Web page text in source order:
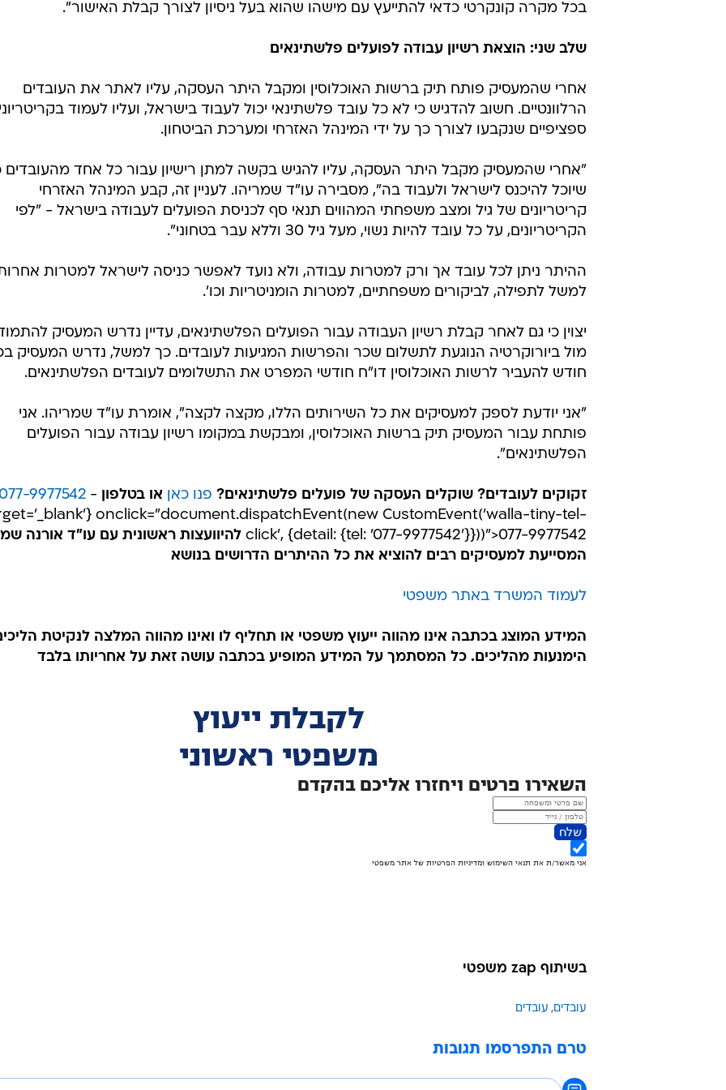
בכל מקרה קונקרטי כדאי להתייעץ עם מישהו שהוא בעל ניסיון לצורך קבלת האישור".
שלב שני: הוצאת רשיון עבודה לפועלים פלשתינאים
אחרי שהמעסיק פותח תיק ברשות האוכלוסין ומקבל היתר העסקה, עליו לאתר את העובדים
הרלוונטיים. חשוב להדגיש כי לא כל עובד פלשתינאי יכול לעבוד בישראל, ועליו לעמוד
ספציפיים שנקבעו לצורך כך על ידי המינהל האזרחי ומערכת הביטחון.
"אחרי שהמעסיק מקבל היתר העסקה, עליו להגיש בקשה למתן רישיון עבור כל אחד מהעובדים
שיוכל להיכנס לישראל ולעבוד בה", מסבירה עו"ד שמריהו. לעניין זה, קבע המינהל האזרחי
קריטריונים של גיל ומצב משפחתי המהווים תנאי סף לכניסת הפועלים לעבודה בישראל - "לפי
הקריטריונים, על כל עובד להיות נשוי, מעל גיל 30 וללא עבר בטחוני".
ההיתר ניתן לכל עובד אך ורק למטרות עבודה, ולא נועד לאפשר כניסה לישראל למטרות
למשל לתפילה, לביקורים משפחתיים, למטרות הומניטריות וכו'.
יצוין כי גם לאחר קבלת רשיון העבודה עבור הפועלים הפלשתינאים, עדיין נדרש המעסיק
מול ביורוקרטיה הנוגעת לתשלום שכר והפרשות המגיעות לעובדים. כך למשל, נדרש המעסיק
חודש להעביר לרשות האוכלוסין דו"ח חודשי המפרט את התשלומים לעובדים הפלשתינאים.
"אני יודעת לספק למעסיקים את כל השירותים הללו, מקצה לקצה", אומרת עו"ד שמריהו. אני
פותחת עבור המעסיק תיק ברשות האוכלוסין, ומבקשת במקומו רשיון עבודה עבור הפועלים
הפלשתינאים".
זקוקים לעובדים? שוקלים העסקה של פועלים פלשתינאים? פנו כאן או בטלפון -
9977542
onclick="document.dispatchEvent(new CustomEvent('walla-tiny-tel-
click', {detail: {tel: '077-9977542'}}))">077-9977542 להיוועצות ראשונית עם עו"ד אורנה
המסייעת למעסיקים רבים להוציא את כל ההיתרים הדרושים בנושא
לעמוד המשרד באתר משפטי
המידע המוצג בכתבה אינו מהווה ייעוץ משפטי או תחליף לו ואינו מהווה המלצה לנקיטת
הימנעות מהליכים. כל המסתמך על המידע המופיע בכתבה עושה זאת על אחריותו בלבד
בשיתוף zap משפטי
עובדים עובדים
טרם התפרסמו תגובות